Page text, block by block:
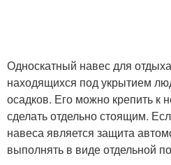
Односкатный навес для
находящихся под укрытием
осадков. Его можно крепить к
сделать отдельно стоящим.
навеса является защита
выполнять в виде отдельной